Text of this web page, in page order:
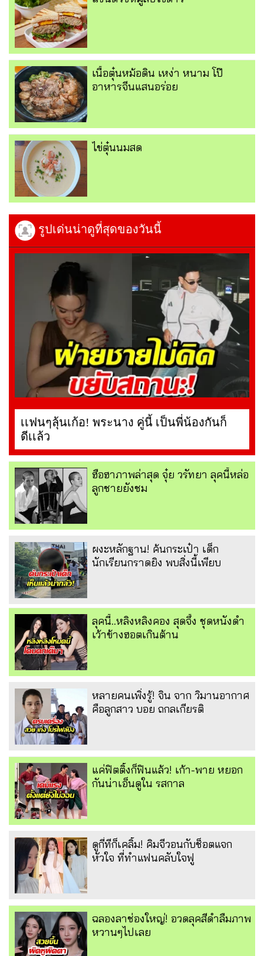
เนื้อตุ๋นหม้อดิน เหง่า หนาม โป๊
อาหารจีนแสนอร่อย
ไข่ตุ๋นนมสด
รูปเด่นน่าดูที่สุดของวันนี้
เเฟนๆลุ้นเก้อ! พระนาง คู่นี้ เป็นพี่น้องกันก็
ดีเเล้ว
ฮือฮาภาพล่าสุด จุ๋ย วรัทยา ลุคนี้หล่อ
ลูกชายยังชม
ผงะหลักฐาน! ค้นกระเป๋า เด็ก
นักเรียนกราดยิง พบสิ่งนี้เพียบ
ลุคนี้..หลิงหลิงคอง สุดจึ้ง ชุดหนังดำ
เว้าข้างฮอตเกินต้าน
หลายคนเพิ่งรู้! จิน จาก วิมานอากาศ
คือลูกสาว บอย ถกลเกียรติ
แค่ฟิตติ้งก็ฟินแล้ว! เก้า-พาย หยอก
กันน่าเอ็นดูใน รสกาล
ดูกี่ทีก็เคลิ้ม! คิมจีวอนกับช็อตแจก
หัวใจ ที่ทำแฟนคลับใจฟู
ฉลองลาช่องใหญ่! อวดลุคสีดำลืมภาพ
หวานๆไปเลย